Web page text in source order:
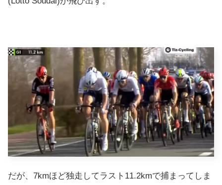
だが、7kmほど独走してラスト11.2kmで捕まってしま